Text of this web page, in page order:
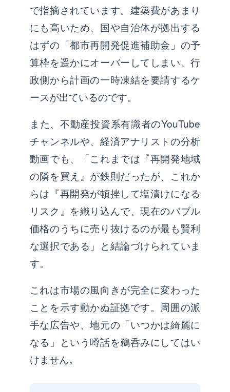
で指摘されています。建築費があまり
にも高いため、国や自治体が拠出する
はずの「都市再開発促進補助金」の予
算枠を遥かにオーバーしてしまい、行
政側から計画の一時凍結を要請するケ
ースが出ているのです。
また、不動産投資系有識者のYouTube
チャンネルや、経済アナリストの分析
動画でも、「これまでは『再開発地域
の隣を買え』が鉄則だったが、これか
らは『再開発が頓挫して塩漬けになる
リスク』を織り込んで、現在のバブル
価格のうちに売り抜けるのが最も賢利
な選択である」と結論づけられていま
す。
これは市場の風向きが完全に変わった
ことを示す動かぬ証拠です。周囲の派
手な広告や、地元の「いつかは綺麗に
なる」という噂話を鵜呑みにしてはい
けません。